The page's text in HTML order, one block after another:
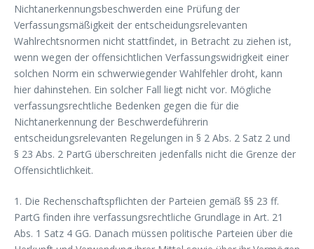
Nichtanerkennungsbeschwerden eine Prüfung der
Verfassungsmäßigkeit der entscheidungsrelevanten
Wahlrechtsnormen nicht stattfindet, in Betracht zu ziehen ist,
wenn wegen der offensichtlichen Verfassungswidrigkeit einer
solchen Norm ein schwerwiegender Wahlfehler droht, kann
hier dahinstehen. Ein solcher Fall liegt nicht vor. Mögliche
verfassungsrechtliche Bedenken gegen die für die
Nichtanerkennung der Beschwerdeführerin
entscheidungsrelevanten Regelungen in § 2 Abs. 2 Satz 2 und
§ 23 Abs. 2 PartG überschreiten jedenfalls nicht die Grenze der
Offensichtlichkeit.
1. Die Rechenschaftspflichten der Parteien gemäß §§ 23 ff.
PartG finden ihre verfassungsrechtliche Grundlage in Art. 21
Abs. 1 Satz 4 GG. Danach müssen politische Parteien über die